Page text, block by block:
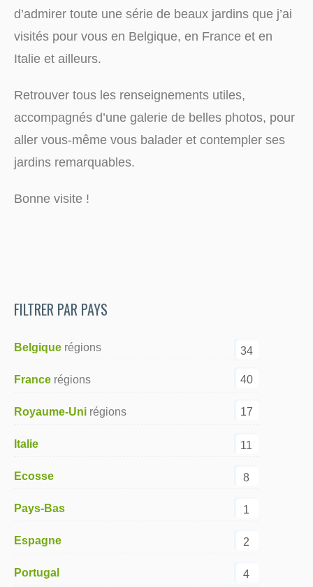
d’admirer toute une série de beaux jardins que j’ai
visités pour vous en Belgique, en France et en
Italie et ailleurs.
Retrouver tous les renseignements utiles,
accompagnés d’une galerie de belles photos, pour
aller vous-même vous balader et contempler ses
jardins remarquables.
Bonne visite !
FILTRER PAR PAYS
Belgique 34
France 40
Royaume-Uni 17
Italie 11
Ecosse 8
Pays-Bas 1
Espagne 2
Portugal 4